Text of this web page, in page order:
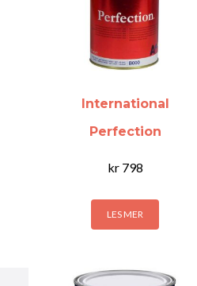
International
Perfection
kr798
LES MER